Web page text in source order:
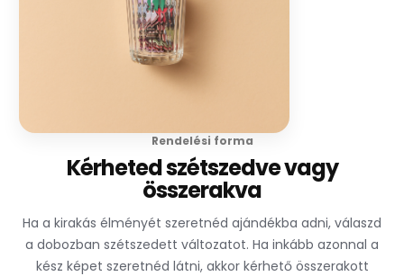
Rendelési forma
Kérheted szétszedve vagy
összerakva
Ha a kirakás élményét szeretnéd ajándékba adni, válaszd
a dobozban szétszedett változatot. Ha inkább azonnal a
kész képet szeretnéd látni, akkor kérhető összerakott